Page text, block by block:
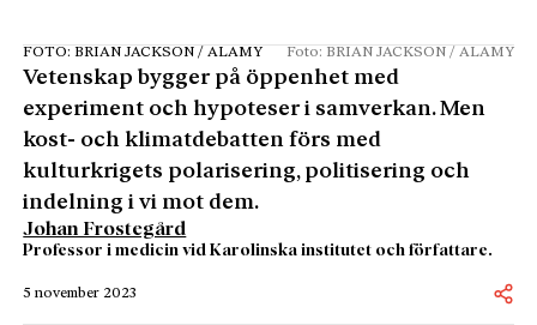
FOTO: BRIAN JACKSON / ALAMY Foto: BRIAN JACKSON / ALAMY
Vetenskap bygger på öppenhet med
experiment och hypoteser i samverkan. Men
kost- och klimatdebatten förs med
kulturkrigets polarisering, politisering och
indelning i vi mot dem.
Johan Frostegård
Professor i medicin vid Karolinska institutet och författare.
5 november 2023